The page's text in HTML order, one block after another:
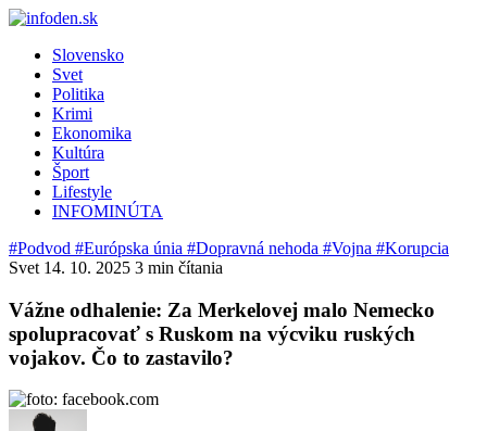
Slovensko
Svet
Politika
Krimi
Ekonomika
Kultúra
Šport
Lifestyle
INFOMINÚTA
#Podvod #Európska únia #Dopravná nehoda #Vojna #Korupcia
Svet 14. 10. 2025 3 min čítania
Vážne odhalenie: Za Merkelovej malo Nemecko
spolupracovať s Ruskom na výcviku ruských
vojakov. Čo to zastavilo?